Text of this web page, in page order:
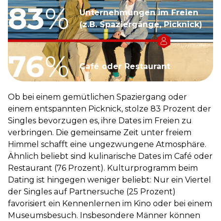
83%
Unternehmungen im Freien
(z.B. Spaziergänge, Picknick)
76% Café oder Restaurant
Ob bei einem gemütlichen Spaziergang oder
einem entspannten Picknick, stolze 83 Prozent der
Singles bevorzugen es, ihre Dates im Freien zu
verbringen. Die gemeinsame Zeit unter freiem
Himmel schafft eine ungezwungene Atmosphäre.
Ähnlich beliebt sind kulinarische Dates im Café oder
Restaurant (76 Prozent). Kulturprogramm beim
Dating ist hingegen weniger beliebt: Nur ein Viertel
der Singles auf Partnersuche (25 Prozent)
favorisiert ein Kennenlernen im Kino oder bei einem
Museumsbesuch. Insbesondere Männer können